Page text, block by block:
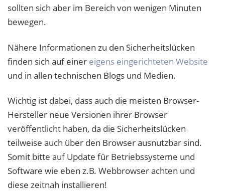
sollten sich aber im Bereich von wenigen Minuten
bewegen.
Nähere Informationen zu den Sicherheitslücken
finden sich auf einer eigens eingerichteten Website
und in allen technischen Blogs und Medien.
Wichtig ist dabei, dass auch die meisten Browser-
Hersteller neue Versionen ihrer Browser
veröffentlicht haben, da die Sicherheitslücken
teilweise auch über den Browser ausnutzbar sind.
Somit bitte auf Update für Betriebssysteme und
Software wie eben z.B. Webbrowser achten und
diese zeitnah installieren!